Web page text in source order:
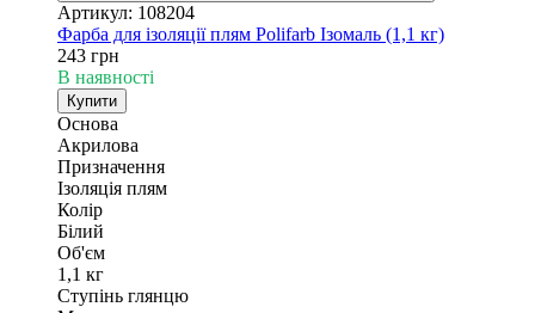
Артикул: 108204
Фарба для ізоляції плям Polifarb Ізомаль (1,1 кг)
243 грн
В наявності
Купити
Основа
Акрилова
Призначення
Ізоляція плям
Колір
Білий
Об'єм
1,1 кг
Ступінь глянцю